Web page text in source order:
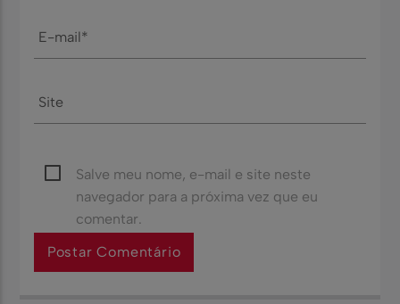
Salve meu nome, e-mail e site neste
navegador para a próxima vez que eu
comentar.